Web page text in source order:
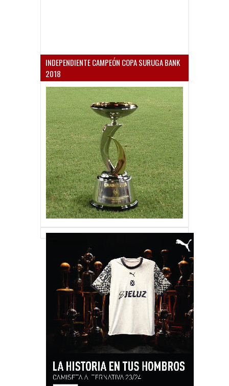
INDEPENDIENTE CAMPEÓN COPA SURUGA BANK
2018